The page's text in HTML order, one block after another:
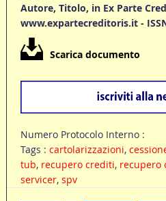
Autore, Titolo, in Ex Parte
www.expartecreditoris.it -
Scarica documento
Numero Protocolo Interno :
Tags : cartolarizzazioni,
tub, recupero crediti, recupero
servicer, spv